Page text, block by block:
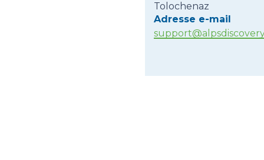
Tolochenaz
Adresse e-mail